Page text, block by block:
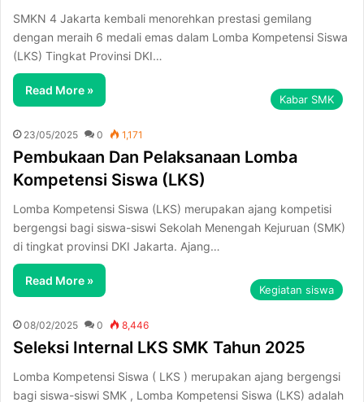
SMKN 4 Jakarta kembali menorehkan prestasi gemilang
dengan meraih 6 medali emas dalam Lomba Kompetensi Siswa
(LKS) Tingkat Provinsi DKI…
Read More »
Kabar SMK
23/05/2025 0 1,171
Pembukaan Dan Pelaksanaan Lomba
Kompetensi Siswa (LKS)
Lomba Kompetensi Siswa (LKS) merupakan ajang kompetisi
bergengsi bagi siswa-siswi Sekolah Menengah Kejuruan (SMK)
di tingkat provinsi DKI Jakarta. Ajang…
Read More »
Kegiatan siswa
08/02/2025 0 8,446
Seleksi Internal LKS SMK Tahun 2025
Lomba Kompetensi Siswa ( LKS ) merupakan ajang bergengsi
bagi siswa-siswi SMK , Lomba Kompetensi Siswa (LKS) adalah